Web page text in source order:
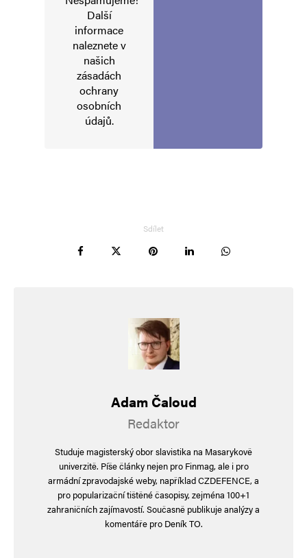
Napsat komentář
Vaše e-mailová adresa nebude zveřejněna.
Uložit do prohlížeče jméno, e-mail a webovou stránku pro budoucí
Informujte mě o nových komentářích e-mailem.
Informujte mě o nových příspěvcích e-mailem.
Alternative:
Další
informace
naleznete v
našich
zásadách
ochrany
osobních
údajů.
Sdílet
Adam Čaloud
Redaktor
Studuje magisterský obor slavistika na Masarykově
univerzitě. Píše články nejen pro Finmag, ale i pro
armádní zpravodajské weby, například CZDEFENCE, a
pro popularizační tištěné časopisy, zejména 100+1
zahraničních zajímavostí. Současně publikuje analýzy a
komentáře pro Deník TO.